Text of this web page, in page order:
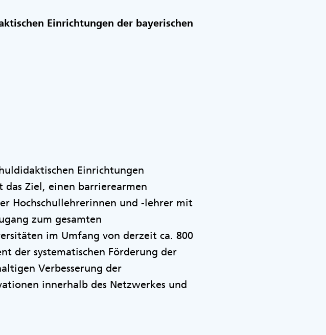
Einrichtungen der bayerischen
Einrichtungen
Ziel, einen barrierearmen
Hochschullehrerinnen und -lehrer mit
zum gesamten
im Umfang von derzeit ca. 800
der systematischen Förderung der
Verbesserung der
innerhalb des Netzwerkes und